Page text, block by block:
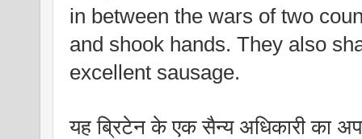
in between the wars of two
and shook hands. They also
excellent sausage.
यह ब्रिटेन के एक सैन्य अधिकारी का